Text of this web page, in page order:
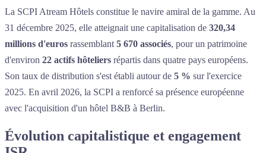
La SCPI Atream Hôtels constitue le navire amiral de la gamme. Au
31 décembre 2025, elle atteignait une capitalisation de 320,34
millions d'euros rassemblant 5 670 associés, pour un patrimoine
d'environ 22 actifs hôteliers répartis dans quatre pays européens.
Son taux de distribution s'est établi autour de 5 % sur l'exercice
2025. En avril 2026, la SCPI a renforcé sa présence européenne
avec l'acquisition d'un hôtel B&B à Berlin.
Évolution capitalistique et engagement